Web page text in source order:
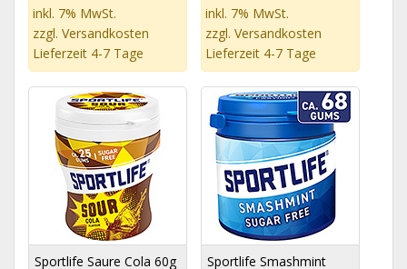
inkl. 7% MwSt.
zzgl. Versandkosten
Lieferzeit 4-7 Tage
inkl. 7% MwSt.
zzgl. Versandkosten
Lieferzeit 4-7 Tage
Sportlife Saure Cola 60g Sportlife Smashmint